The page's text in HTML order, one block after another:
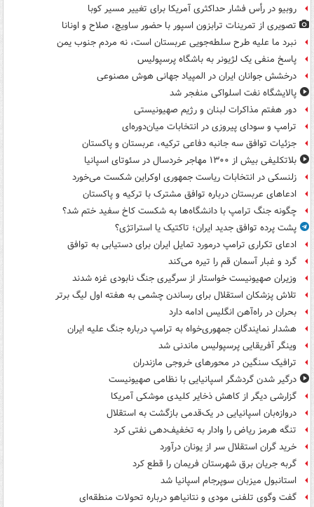
روبیو در رأس فشار حداکثری آمریکا برای تغییر مسیر کوبا
تصویری از تمرینات ترابزون اسپور با حضور ساویچ، صلاح و اونانا
نبرد ما علیه طرح سلطه‌جویی عربستان است، نه مردم جنوب یمن
پاسخ منفی یک لژیونر به باشگاه پرسپولیس
درخشش جوانان ایران در المپیاد جهانی هوش مصنوعی
پالایشگاه نفت اسلواکی منفجر شد
دور هفتم مذاکرات لبنان و رژیم صهیونیستی
ترامپ و سودای پیروزی در انتخابات میان‌دوره‌ای
جزئیات توافق سه جانبه دفاعی ترکیه، عربستان و پاکستان
بلاتکلیفی بیش از ۱۳۰۰ مهاجر خردسال در سئوتای اسپانیا
زلنسکی در انتخابات ریاست جمهوری اوکراین شکست می‌خورد
ادعاهای عربستان درباره توافق مشترک با ترکیه و پاکستان
چگونه جنگ ترامپ با دانشگاه‌ها به شکست کاخ سفید ختم شد؟
پشت پرده توافق جدید ایران؛ تاکتیک یا استراتژی؟
ادعای تکراری ترامپ درمورد تمایل ایران برای دستیابی به توافق
گرد و غبار آسمان قم را تیره می‌کند
وزیران صهیونیست خواستار از سرگیری جنگ نابودی غزه شدند
تلاش پزشکان استقلال برای رساندن چشمی به هفته اول لیگ برتر
بحران در راه‌آهن انگلیس ادامه دارد
هشدار نمایندگان جمهوری‌خواه به ترامپ درباره جنگ علیه ایران
وینگر آفریقایی پرسپولیس ماندنی شد
ترافیک سنگین در محورهای خروجی مازندران
درگیر شدن گردشگر اسپانیایی با نظامی صهیونیست
گزارشی دیگر از کاهش ذخایر کلیدی موشکی آمریکا
دروازه‌بان اسپانیایی در یک‌قدمی بازگشت به استقلال
تنگه هرمز ریاض را وادار به تخفیف‌دهی نفتی کرد
خرید گران استقلال سر از یونان درآورد
گربه جریان برق شهرستان فریمان را قطع کرد
استانبول میزبان سوپرجام اسپانیا شد
گفت وگوی تلفنی مودی و نتانیاهو درباره تحولات منطقه‌ای